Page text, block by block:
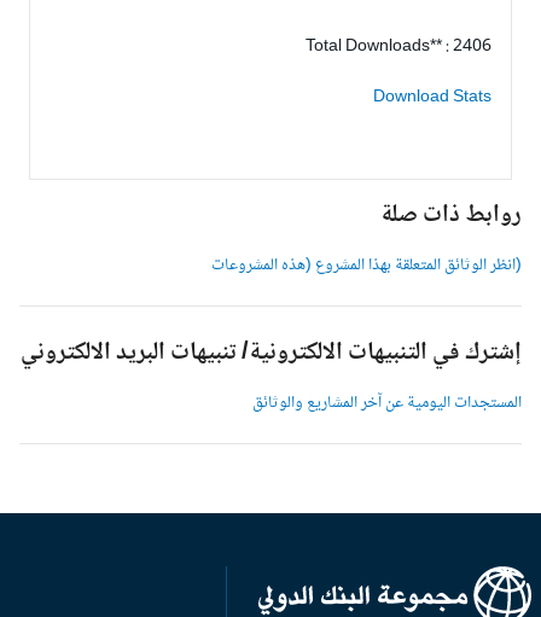
Total Downloads** : 2406
Download Stats
روابط ذات صلة
(انظر الوثائق المتعلقة بهذا المشروع (هذه المشروعات
إشترك في التنبيهات الالكترونية/ تنبيهات البريد الالكتروني
المستجدات اليومية عن آخر المشاريع والوثائق